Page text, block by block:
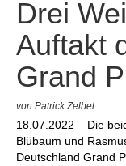
Drei
Auftakt
Grand
von Patrick Zelbel
18.07.2022 – Die
Blübaum und
Deutschland Grand